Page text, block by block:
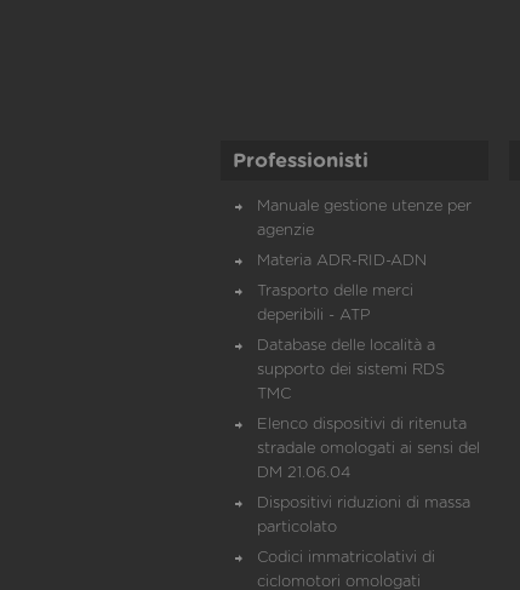
Professionisti
Manuale gestione utenze per
agenzie
Materia ADR-RID-ADN
Trasporto delle merci
deperibili - ATP
Database delle località a
supporto dei sistemi RDS
TMC
Elenco dispositivi di ritenuta
stradale omologati ai sensi del
DM 21.06.04
Dispositivi riduzioni di massa
particolato
Codici immatricolativi di
ciclomotori omologati